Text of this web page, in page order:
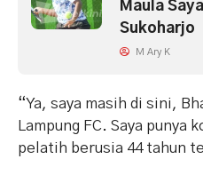
Maula
Sukoharjo
M Ary K
“Ya, saya masih di sini,
Lampung FC. Saya punya
pelatih berusia 44 tahun